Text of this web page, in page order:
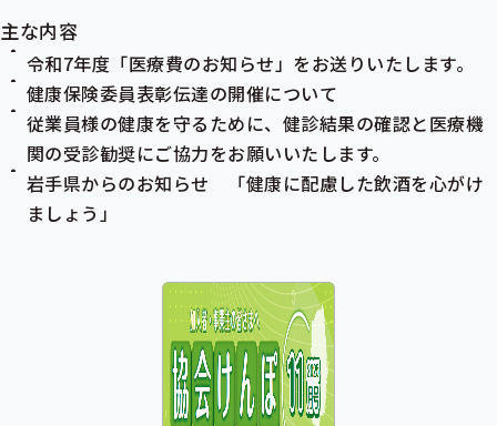
主な内容
令和7年度「医療費のお知らせ」をお送りいたします。
健康保険委員表彰伝達の開催について
従業員様の健康を守るために、健診結果の確認と医療機
関の受診勧奨にご協力をお願いいたします。
岩手県からのお知らせ 「健康に配慮した飲酒を心がけ
ましょう」